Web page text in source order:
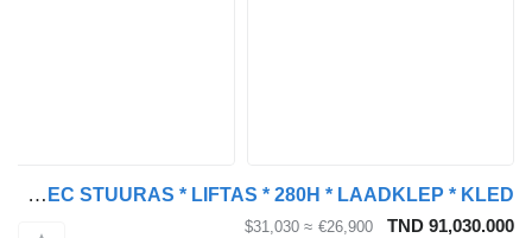
Pacton heiwo box BOX | TRIDEC STUURAS * LIFTAS * 280H * LAADKLEP * KLED
TND
€26,900
≈ $31,030